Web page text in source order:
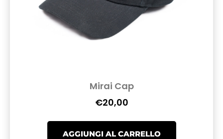
Mirai Cap
€20,00
AGGIUNGI AL CARRELLO